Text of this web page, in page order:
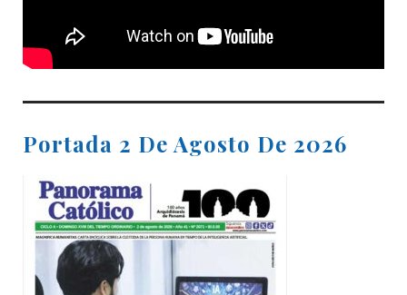
Portada 2 De Agosto De 2026